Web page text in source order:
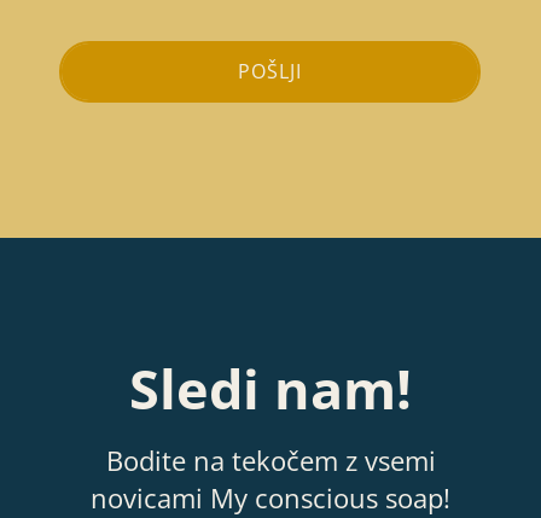
Sledi nam!
Bodite na tekočem z vsemi
novicami My conscious soap!